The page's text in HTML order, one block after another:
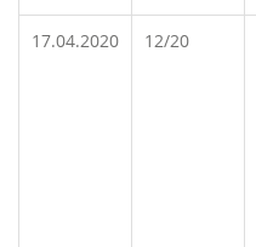
17.04.2020 12/20